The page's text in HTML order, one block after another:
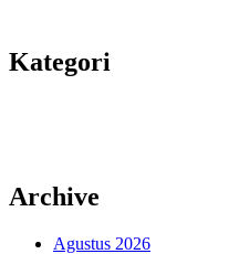
Kategori
Archive
Agustus 2026